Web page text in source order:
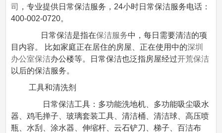
司
，专业提供日常保洁服务，24小时日常保洁服务电话：
400-002-0720。
日常保洁是指在保洁服务中，每日需要清洁的项
目内容。 比如家庭正在居住的房屋、正在使用中的深圳
办公室保洁办公楼等。日常保洁也泛指房屋经过开荒保洁
以后的保洁服务。
工具和清洗剂
日常保洁工具：多功能洗地机、多功能吸尘吸水
器、鸡毛掸子、玻璃套装工具、清洁桶、清洁球、高压喷
瓶、水刮、涂水器、伸缩杆、云石铲刀、梯子、百洁布